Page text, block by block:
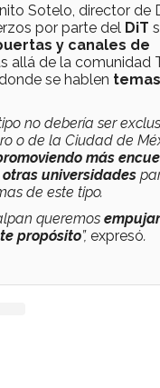
Sotelo, director de
por parte del DiT
y canales de
allá de la comunidad
se hablen
no debería ser
o de la Ciudad de
más
universidades
de este tipo.
queremos
propósito”, expresó.